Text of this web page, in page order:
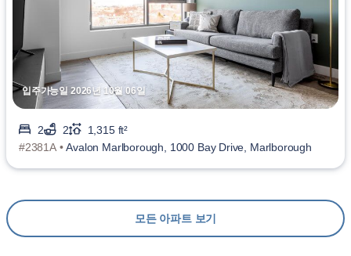
입주가능일 2026년 10월 06일
2 2
1,315 ft²
#2381A •Avalon Marlborough, 1000 Bay Drive, Marlborough
모든 아파트 보기